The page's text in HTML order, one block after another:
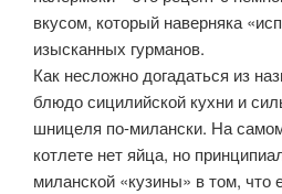
вкусом, который наверняка
изысканных гурманов.
Как несложно догадаться из
блюдо сицилийской кухни и
шницеля по-милански. На
котлете нет яйца, но
миланской «кузины» в том, что